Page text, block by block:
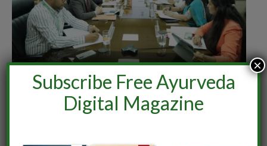
India–Netherlands Dialogue on Ashwagandha
Subscribe Free Ayurveda
Digital Magazine
×